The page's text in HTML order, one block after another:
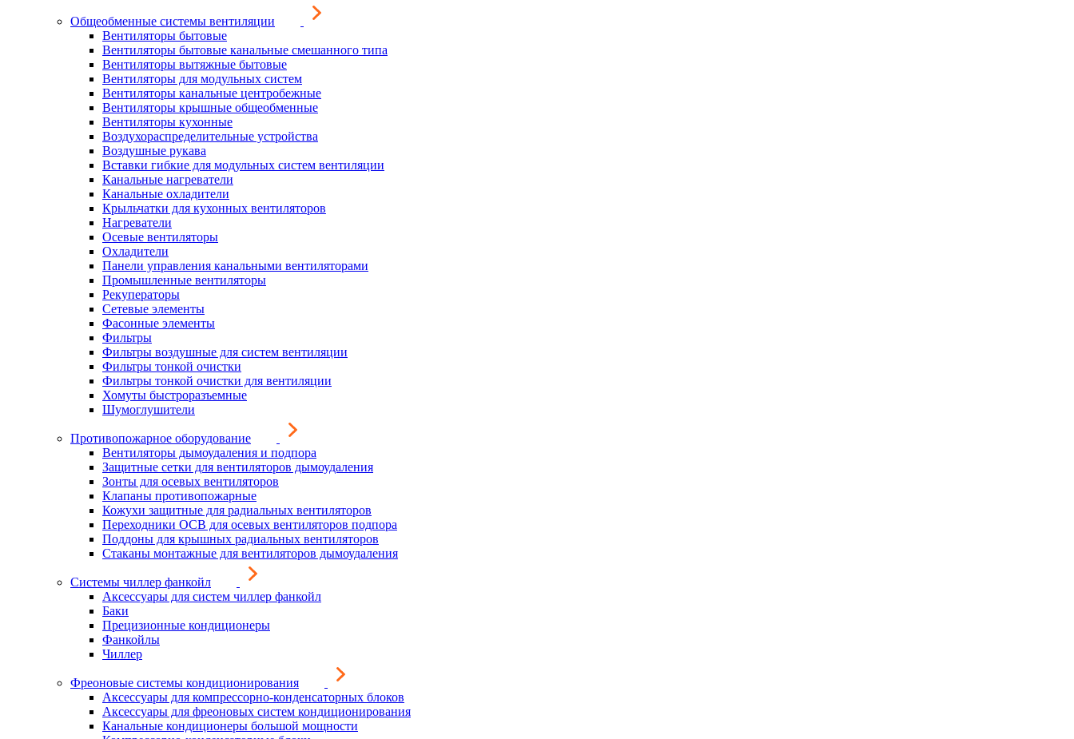
Общеобменные системы вентиляции
Вентиляторы бытовые
Вентиляторы бытовые канальные смешанного типа
Вентиляторы вытяжные бытовые
Вентиляторы для модульных систем
Вентиляторы канальные центробежные
Вентиляторы крышные общеобменные
Вентиляторы кухонные
Воздухораспределительные устройства
Воздушные рукава
Вставки гибкие для модульных систем вентиляции
Канальные нагреватели
Канальные охладители
Крыльчатки для кухонных вентиляторов
Нагреватели
Осевые вентиляторы
Охладители
Панели управления канальными вентиляторами
Промышленные вентиляторы
Рекуператоры
Сетевые элементы
Фасонные элементы
Фильтры
Фильтры воздушные для систем вентиляции
Фильтры тонкой очистки
Фильтры тонкой очистки для вентиляции
Хомуты быстроразъемные
Шумоглушители
Противопожарное оборудование
Вентиляторы дымоудаления и подпора
Защитные сетки для вентиляторов дымоудаления
Зонты для осевых вентиляторов
Клапаны противопожарные
Кожухи защитные для радиальных вентиляторов
Переходники ОСВ для осевых вентиляторов подпора
Поддоны для крышных радиальных вентиляторов
Стаканы монтажные для вентиляторов дымоудаления
Системы чиллер фанкойл
Аксессуары для систем чиллер фанкойл
Баки
Прецизионные кондиционеры
Фанкойлы
Чиллер
Фреоновые системы кондиционирования
Аксессуары для компрессорно-конденсаторных блоков
Аксессуары для фреоновых систем кондиционирования
Канальные кондиционеры большой мощности